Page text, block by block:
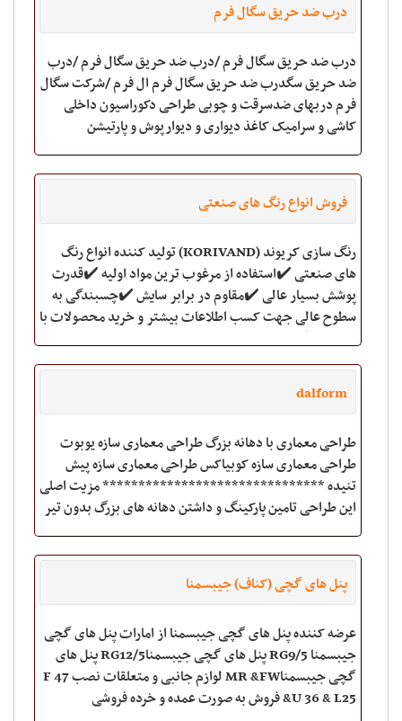
درب ضد حریق سگال فرم
درب ضد حریق سگال فرم /درب ضد حریق سگال فرم /درب
ضد حریق سگدرب ضد حریق سگال فرم ال فرم /شرکت سگال
فرم دربهای ضدسرقت و چوبی طراحی دکوراسیون داخلی
کاشی و سرامیک کاغذ دیواری و دیوارپوش و پارتیشن
و
فروش انواع رنگ های صنعتی
رنگ سازی کریوند (KORIVAND) تولید کننده انواع رنگ
های صنعتی ✔️استفاده از مرغوب ترین مواد اولیه ✔️قدرت
پوشش بسیار عالی ✔️مقاوم در برابر سایش ✔️چسبندگی به
سطوح عالی جهت کسب اطلاعات بیشتر و خرید محصولات با
ما تماس بگیرید: ☎️066
dalform
طراحی معماری با دهانه بزرگ طراحی معماری سازه یوبوت
طراحی معماری سازه کوبیاکس طراحی معماری سازه پیش
تنیده ******************************* مزیت اصلی
این طراحی تامین پارکینگ و داشتن دهانه های بزرگ بدون تیر
پنل های گچی (کناف) جیبسمنا
عرضه کننده پنل های گچی جیبسمنا از امارات پنل های گچی
جیبسمنا RG9/5 پنل های گچی جیبسمناRG12/5 پنل های
گچی جیبسمناMR &FW لوازم جانبی و متعلقات نصب F 47
&U 36 & L25 فروش به صورت عمده و خرده فروشی